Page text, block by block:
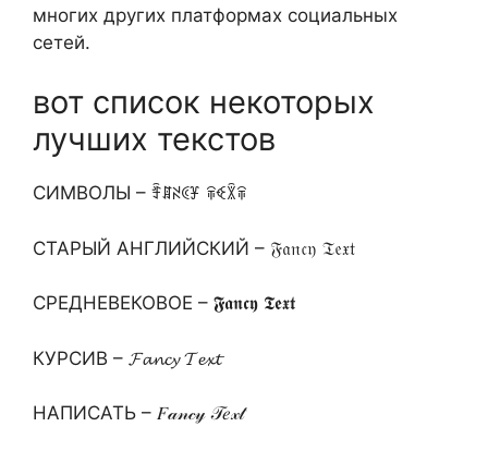
многих других платформах социальных
сетей.
вот список некоторых
лучших текстов
СИМВОЛЫ – ꄞꁲꋊꀯꐞ ꋖꈼꇒꋖ
СТАРЫЙ АНГЛИЙСКИЙ – 𝔉𝔞𝔫𝔠𝔶 𝔗𝔢𝔵𝔱
СРЕДНЕВЕКОВОЕ – 𝕱𝖆𝖓𝖈𝖞 𝕿𝖊𝖝𝖙
КУРСИВ – 𝓕𝓪𝓷𝓬𝔂 𝓣𝓮𝔁𝓽
НАПИСАТЬ – 𝐹𝒶𝓃𝒸𝓎 𝒯𝑒𝓍𝓉